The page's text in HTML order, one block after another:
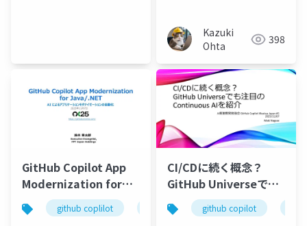
Kazuki
Ohta
398
GitHub Copilot App
Modernization for
Java & .NET
github coplilot app modernization java
CI/CDに続く概念？
GitHub Universeでも
注目のContinuous AI
を紹介
github copilot